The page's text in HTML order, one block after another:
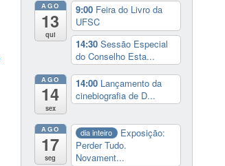
AGO
13
qui
9:00 Feira do Livro da
UFSC
14:30 Sessão Especial
do Conselho Esta...
AGO
14
sex
14:00 Lançamento da
cinebiografia de D...
AGO
17
seg
dia inteiro
Exposição:
Perder Tudo.
Novament...